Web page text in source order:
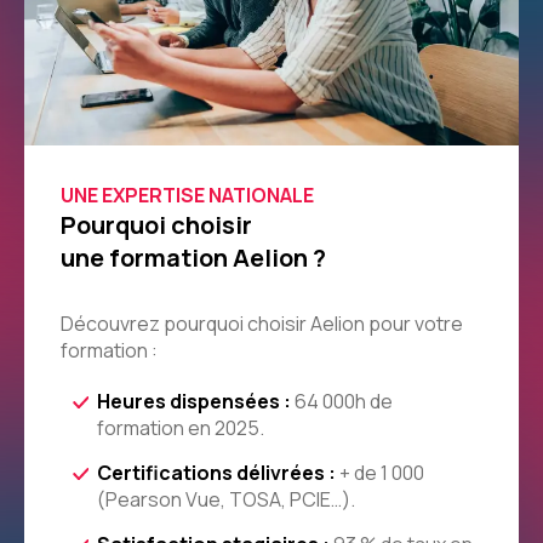
UNE EXPERTISE NATIONALE
Pourquoi choisir
une formation Aelion ?
Découvrez pourquoi choisir Aelion pour votre
formation :
Heures dispensées : 64 000h de
formation en 2025.
Certifications délivrées : + de 1 000
(Pearson Vue, TOSA, PCIE…).